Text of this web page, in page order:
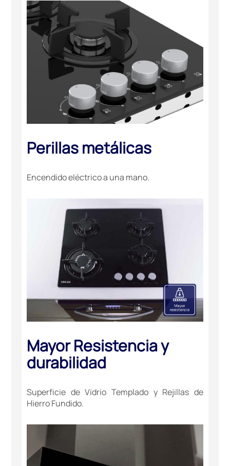
Perillas metálicas
Encendido eléctrico a una mano.
Mayor Resistencia y
durabilidad
Superficie de Vidrio Templado y Rejillas de
Hierro Fundido.